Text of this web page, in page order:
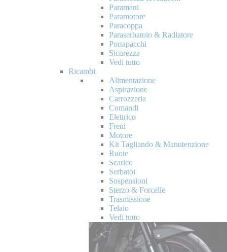
Paramani
Paramotore
Paracoppa
Paraserbatoio & Radiatore
Portapacchi
Sicurezza
Vedi tutto
Ricambi
Alimentazione
Aspirazione
Carrozzeria
Comandi
Elettrico
Freni
Motore
Kit Tagliando & Manutenzione
Ruote
Scarico
Serbatoi
Sospensioni
Sterzo & Forcelle
Trasmissione
Telaio
Vedi tutto